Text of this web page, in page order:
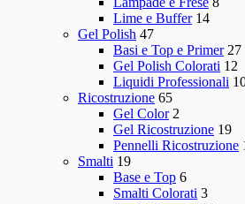
Lime e Buffer 14
Gel Polish 47
Basi e Top e Primer 27
Gel Polish Colorati 12
Liquidi Professionali
Ricostruzione 65
Gel Color 2
Gel Ricostruzione 19
Pennelli Ricostruzione
Smalti 19
Base e Top 6
Smalti Colorati 3